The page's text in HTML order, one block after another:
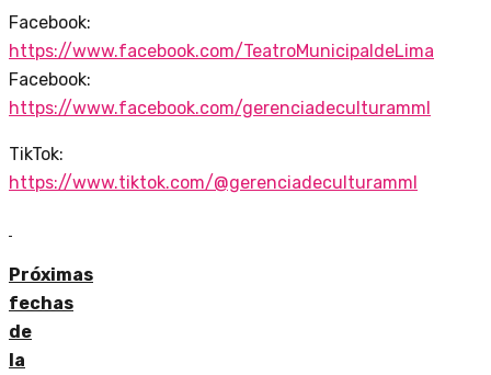
Facebook:
https://www.facebook.com/TeatroMunicipaldeLima
Facebook:
https://www.facebook.com/gerenciadeculturamml
TikTok:
https://www.tiktok.com/@gerenciadeculturamml
Próximas
fechas
de
la